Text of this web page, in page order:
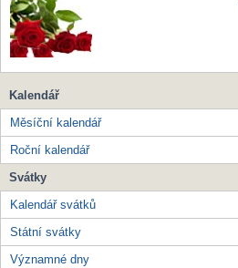
Kalendář
Měsíční kalendář
Roční kalendář
Svátky
Kalendář svátků
Státní svátky
Významné dny